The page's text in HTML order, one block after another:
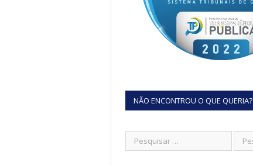
NÃO ENCONTROU O QUE QUERIA?